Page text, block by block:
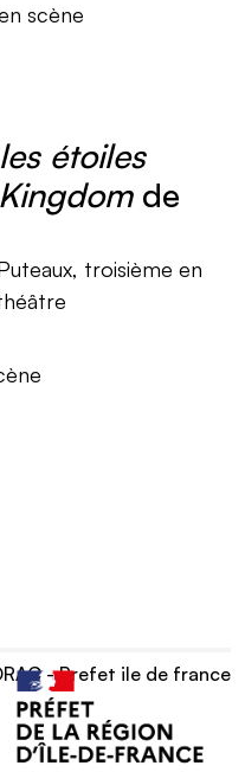
scène
étoiles
de
troisième en
- Prefet ile de france